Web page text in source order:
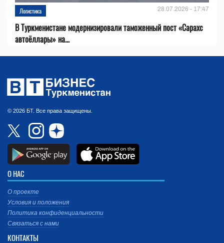
Логистика 28.07.2026 - 17:47
В Туркменистане модернизировали таможенный пост «Сарахс
автоёллары» на...
© 2026 БТ. Все права защищены.
О НАС
О проекте
Условия и положения
Политика конфиденциальности
Связаться с нами
КОНТАКТЫ